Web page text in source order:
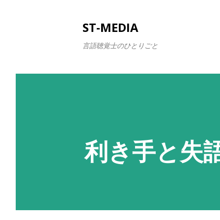
ST-MEDIA
言語聴覚士のひとりごと
利き手と失